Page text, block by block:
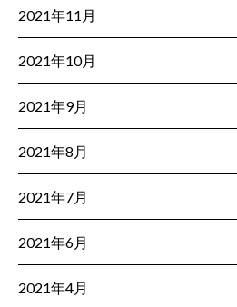
2021年11月
2021年10月
2021年9月
2021年8月
2021年7月
2021年6月
2021年4月